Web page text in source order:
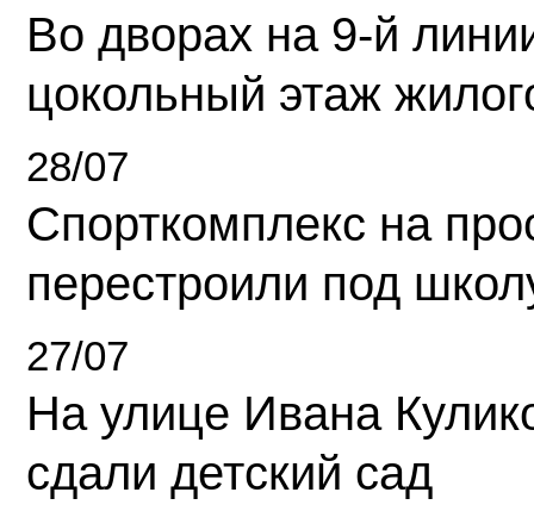
Во дворах на 9-й
цокольный этаж
28/07
Спорткомплекс на
перестроили под
27/07
На улице Ивана
сдали детский сад